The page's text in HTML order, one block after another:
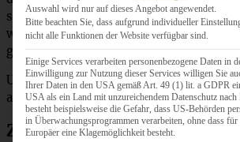
saftig, der ist bestimmt auch was für
wird in Dänemark als Dessert gegessen,
genauso gut zum nachmittäglichen
Und ich garantiere Euch: kaum ist er
auch schon weg!
Zutaten dänischer
Auswahl wird nur auf dieses Angebot angewendet.
Bitte beachten Sie, dass aufgrund individueller
nicht alle Funktionen der Website verfügbar sind.
Einige Services verarbeiten personenbezogene Daten in
Einwilligung zur Nutzung dieser Services willigen Sie
Ihrer Daten in den USA gemäß Art. 49 (1) lit. a GDPR
USA als ein Land mit unzureichendem Datenschutz
besteht beispielsweise die Gefahr, dass US-Behörden
in Überwachungsprogrammen verarbeiten, ohne dass
Europäer eine Klagemöglichkeit besteht.